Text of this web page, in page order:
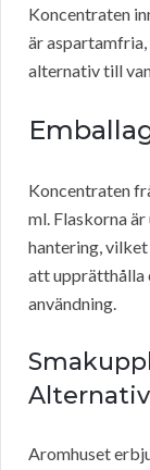
Koncentraten
är
alternativ till
Koncentraten
ml. Flaskorna
hantering,
att upprätthålla
användning.
Alternativ
Aromhuset